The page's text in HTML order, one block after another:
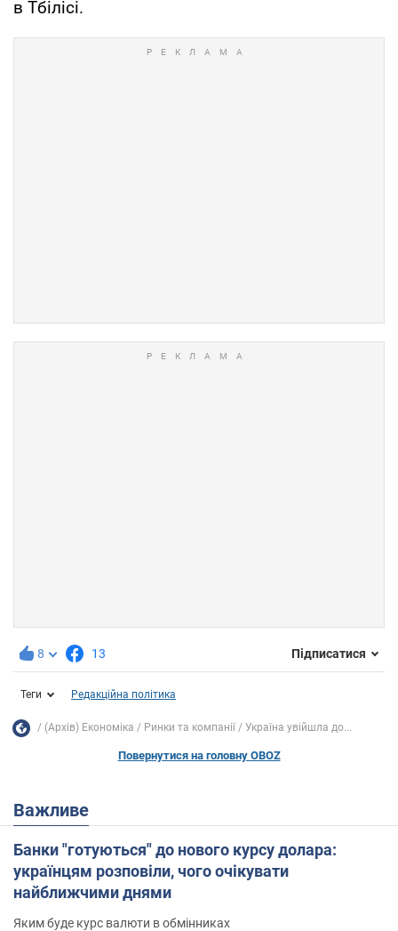
в Тбілісі.
8 13 Підписатися
Теги Редакційна політика
(Архів) Економіка Ринки та компанії Україна увійшла до...
Повернутися на головну OBOZ
Важливе
Банки "готуються" до нового курсу долара:
українцям розповіли, чого очікувати
найближчими днями
Яким буде курс валюти в обмінниках